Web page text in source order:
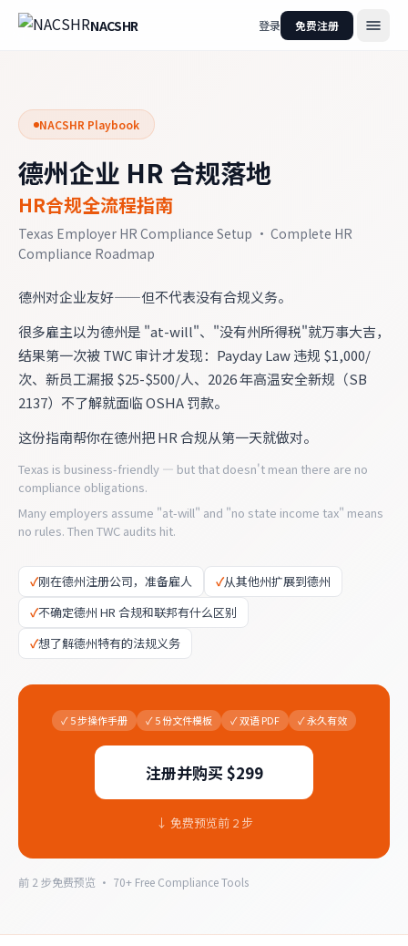
NACSHR 登录 免费注册
NACSHR Playbook
德州企业 HR 合规落地
HR合规全流程指南
Texas Employer HR Compliance Setup · Complete HR
Compliance Roadmap
德州对企业友好——但不代表没有合规义务。
很多雇主以为德州是 "at-will"、"没有州所得税"就万事大吉，
结果第一次被 TWC 审计才发现：Payday Law 违规 $1,000/
次、新员工漏报 $25-$500/人、2026 年高温安全新规（SB
2137）不了解就面临 OSHA 罚款。
这份指南帮你在德州把 HR 合规从第一天就做对。
Texas is business-friendly — but that doesn't mean there are no
compliance obligations.
Many employers assume "at-will" and "no state income tax" means
no rules. Then TWC audits hit.
✓刚在德州注册公司，准备雇人 ✓从其他州扩展到德州
✓不确定德州 HR 合规和联邦有什么区别
✓想了解德州特有的法规义务
✓5 步操作手册 ✓5 份文件模板 ✓双语 PDF ✓永久有效
注册并购买 $299
↓ 免费预览前 2 步
前 2 步免费预览 · 70+ Free Compliance Tools